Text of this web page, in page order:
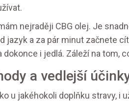
nejraději CBG olej. Je
jazyk a za pár minut začnete
dokonce i jedlá. Záleží na tom,
a vedlejší
u jakéhokoli doplňku stravy, i